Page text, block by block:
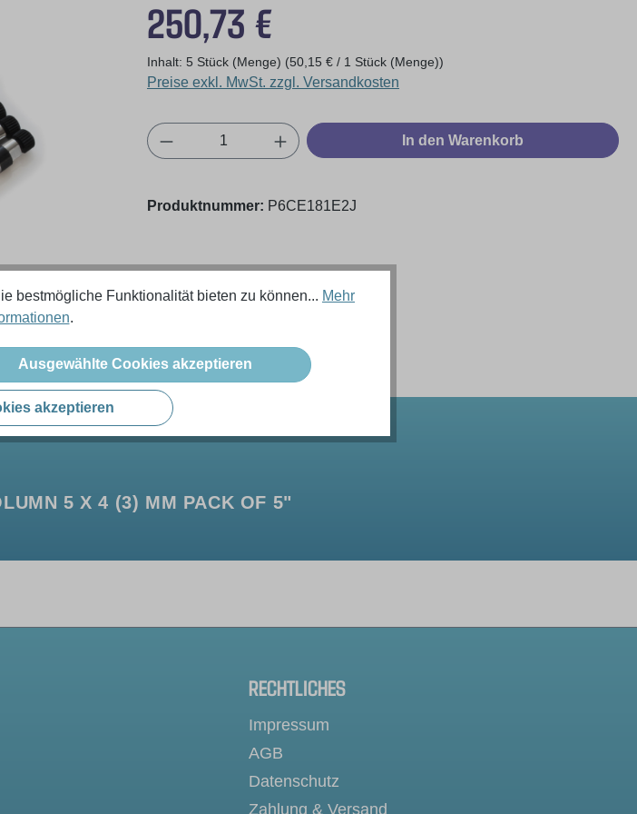
250,73 €
Inhalt: 5 Stück (Menge) (50,15 € / 1 Stück (Menge))
Preise exkl. MwSt. zzgl. Versandkosten
Produkt Anzahl: Gib den gewünschten Wert ein
In den Warenkorb
Produktnummer: P6CE181E2J
5 X 4 (3) MM PACK OF 5"
RECHTLICHES
Impressum
AGB
Datenschutz
Zahlung & Versand
bestmögliche Funktionalität bieten zu können... Mehr
.
Ausgewählte Cookies akzeptieren
akzeptieren